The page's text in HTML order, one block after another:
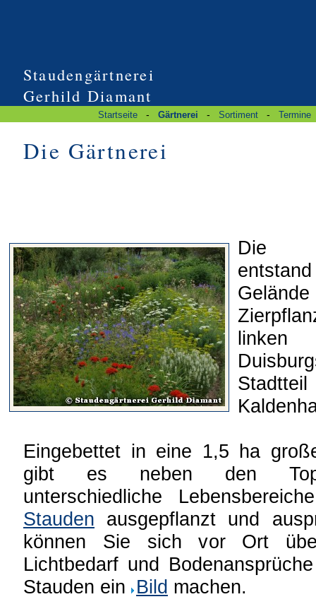
Staudengärtnerei
Gerhild Diamant
Startseite - Gärtnerei - Sortiment - Termine
Die Gärtnerei
Die
linken
Eingebettet in eine 1,5 ha
gibt es neben den
unterschiedliche
Stauden ausgepflanzt und
können Sie sich vor Ort
Lichtbedarf und
Stauden ein Bild machen.